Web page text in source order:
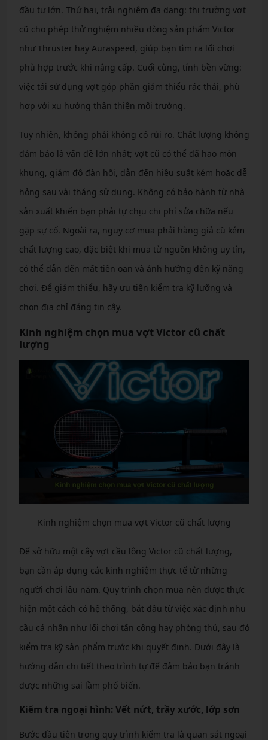
đầu tư lớn. Thứ hai, trải nghiệm đa dạng: thị trường vợt
cũ cho phép thử nghiệm nhiều dòng sản phẩm Victor
như Thruster hay Auraspeed, giúp bạn tìm ra lối chơi
phù hợp trước khi nâng cấp. Cuối cùng, tính bền vững:
việc tái sử dụng vợt góp phần giảm thiểu rác thải, phù
hợp với xu hướng thân thiện môi trường.
Tuy nhiên, không phải không có rủi ro. Chất lượng không
đảm bảo là vấn đề lớn nhất; vợt cũ có thể đã hao mòn
khung, giảm độ đàn hồi, dẫn đến hiệu suất kém hoặc dễ
hỏng sau vài tháng sử dụng. Không có bảo hành từ nhà
sản xuất khiến bạn phải tự chịu chi phí sửa chữa nếu
gặp sự cố. Ngoài ra, nguy cơ mua phải hàng giả cũ kém
chất lượng cao, đặc biệt khi mua từ nguồn không uy tín,
có thể dẫn đến mất tiền oan và ảnh hưởng đến kỹ năng
chơi. Để giảm thiểu, hãy ưu tiên kiểm tra kỹ lưỡng và
chọn địa chỉ đáng tin cậy.
Kinh nghiệm chọn mua vợt Victor cũ chất
lượng
Kinh nghiệm chọn mua vợt Victor cũ chất lượng
Để sở hữu một cây vợt cầu lông Victor cũ chất lượng,
bạn cần áp dụng các kinh nghiệm thực tế từ những
người chơi lâu năm. Quy trình chọn mua nên được thực
hiện một cách có hệ thống, bắt đầu từ việc xác định nhu
cầu cá nhân như lối chơi tấn công hay phòng thủ, sau đó
kiểm tra kỹ sản phẩm trước khi quyết định. Dưới đây là
hướng dẫn chi tiết theo trình tự để đảm bảo bạn tránh
được những sai lầm phổ biến.
Kiểm tra ngoại hình: Vết nứt, trầy xước, lớp sơn
Bước đầu tiên trong quy trình kiểm tra là quan sát ngoại